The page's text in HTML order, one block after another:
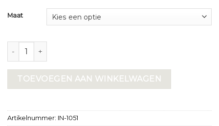
Maat
fleece trui heren aantal
TOEVOEGEN AAN WINKELWAGEN
Artikelnummer: IN-1051